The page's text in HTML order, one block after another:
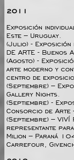
2011
Exposición
Este – Uruguay.
(Julio) - Exposición
DE ARTE - Buenos
(Agosto) -
arte moderno y
centro de
(Septiembre) –
Gallery Nights.
(Septiembre) -
Consorcio de Arte
(Septiembre) –
representante para
Milion – Paraná
Carrefour,